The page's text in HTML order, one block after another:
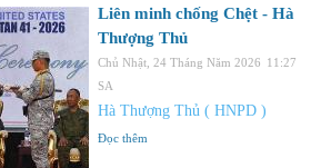
Liên minh chống Chệt - Hà
Thượng Thủ
Chủ Nhật, 24 Tháng Năm 2026 11:27
SA
Hà Thượng Thủ ( HNPD )
Đọc thêm